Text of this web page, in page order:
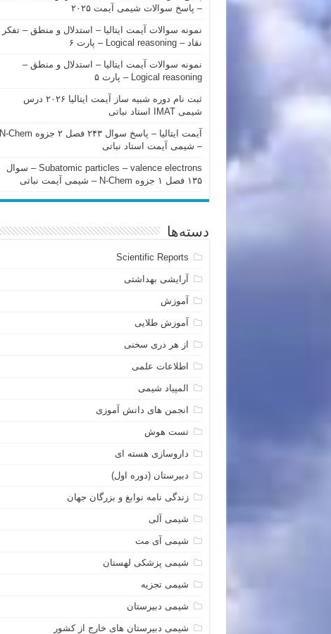
– پاسخ سوالات شیمی آیمت ۲۰۲۵
نمونه سوالات آیمت ایتالیا – استدلال و منطق – تفکر
نقاد – Logical reasoning – پارت ۶
نمونه سوالات آیمت ایتالیا – استدلال و منطق –
Logical reasoning – پارت ۵
ثبت نام دوره شبیه ساز آیمت ایتالیا ۲۰۲۶ درس
شیمی IMAT استاد نباتی
آیمت ایتالیا – پاسخ سوال ۲۴۳ فصل ۲ جزوه N-Chem
– شیمی آیمت استاد نباتی
Subatomic particles – valence electrons – سوال
۱۳۵ فصل ۱ جزوه N-Chem – شیمی آیمت نباتی
دسته‌ها
Scientific Reports
آرایشی بهداشتی
آموزش
آموزش طلایی
از هر دری سخنی
اطلاعات علمی
المپیاد شیمی
انجمن های دانش آموزی
تست هوش
داروسازی هسته ای
دبیرستان (دوره اول)
زندگی نامه نوابغ و بزرگان جهان
شیمی آلی
شیمی آی مت
شیمی پزشکی لهستان
شیمی تجزیه
شیمی دبیرستان
شیمی دبیرستان های خارج از کشور